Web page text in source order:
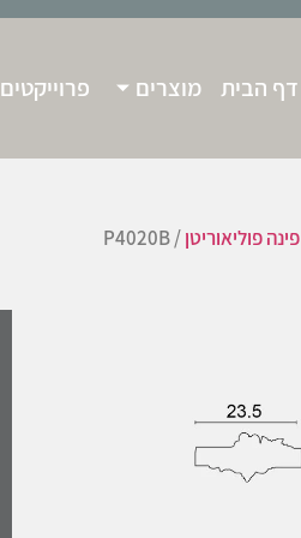
דף הבית מוצרים פרוייקטים
פינה פוליאוריטן/ P4020B